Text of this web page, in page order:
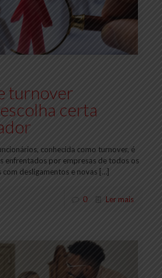
turnover
certa
conhecida como turnover, é
enfrentados por empresas de todos os
desligamentos e novas […]
0 Ler mais